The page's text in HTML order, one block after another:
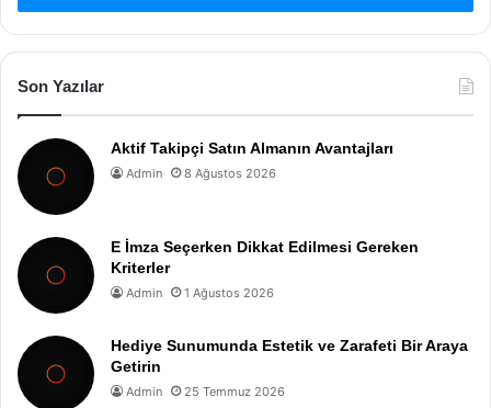
Son Yazılar
Aktif Takipçi Satın Almanın Avantajları
Admin 8 Ağustos 2026
E İmza Seçerken Dikkat Edilmesi Gereken
Kriterler
Admin 1 Ağustos 2026
Hediye Sunumunda Estetik ve Zarafeti Bir Araya
Getirin
Admin 25 Temmuz 2026